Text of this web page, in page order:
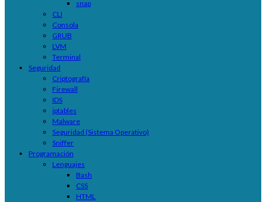
snap
CLI
Consola
GRUB
LVM
Terminal
Seguridad
Criptografía
Firewall
IDS
iptables
Malware
Seguridad (Sistema Operativo)
Sniffer
Programación
Lenguajes
Bash
CSS
HTML